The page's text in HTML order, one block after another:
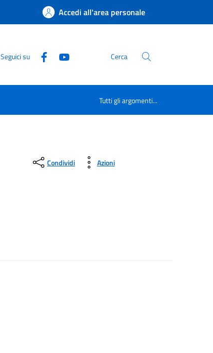
Accedi all'area personale
Seguici su Cerca
Tutti gli argomenti...
Condividi Azioni